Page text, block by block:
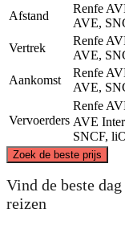
Afstand
Renfe
AVE,
Vertrek
Renfe
AVE,
Aankomst
Renfe
AVE,
Vervoerders
Renfe
AVE
SNCF,
Zoek de beste prijs
Vind de beste
reizen